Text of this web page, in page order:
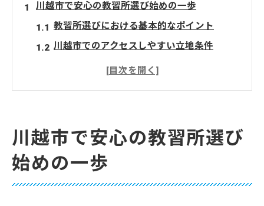
川越市で安心の教習所選び始めの一歩
教習所選びにおける基本的なポイント
川越市でのアクセスしやすい立地条件
初心者に優しい教習所の特徴
安心して学べるサポート体制
埼玉県川越市で見つける理想の教習所
地域密着型の教習所の魅力
教習所の設備と最新のシミュレーター
川越市で安心の教習所選び
始めの一歩